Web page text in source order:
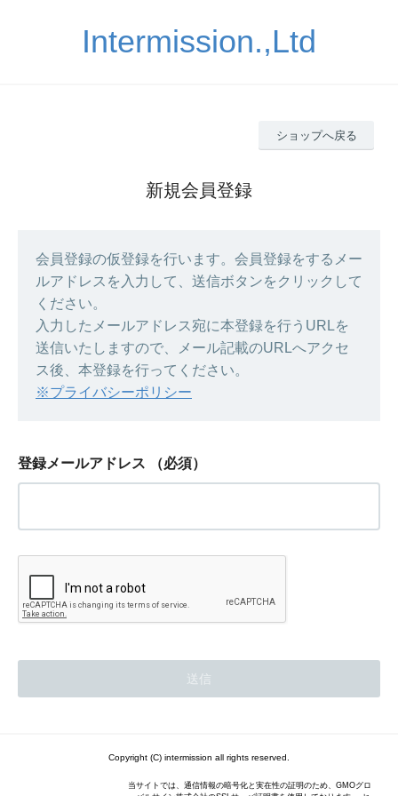
Intermission.,Ltd
ショップへ戻る
新規会員登録
会員登録の仮登録を行います。会員登録をするメー
ルアドレスを入力して、送信ボタンをクリックして
ください。
入力したメールアドレス宛に本登録を行うURLを
送信いたしますので、メール記載のURLへアクセ
ス後、本登録を行ってください。
※プライバシーポリシー
登録メールアドレス （必須）
Copyright (C) intermission all rights reserved.
当サイトでは、通信情報の暗号化と実在性の証明のため、GMOグロ